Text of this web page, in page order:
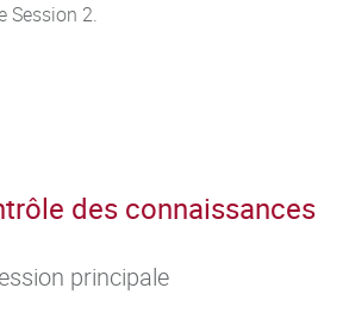
Session 2.
des connaissances
principale